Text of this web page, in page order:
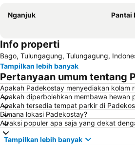
Nganjuk Pantai
Info properti
Bago, Tulungagung, Tulungagung,
Tampilkan lebih banyak
Pertanyaan umum tentang
Apakah Padekostay menyediakan kolam
Apakah diperbolehkan membawa hewan
Apakah tersedia tempat parkir di
Dimana lokasi Padekostay?
Atraksi populer apa saja yang dekat
Tampilkan lebih banyak